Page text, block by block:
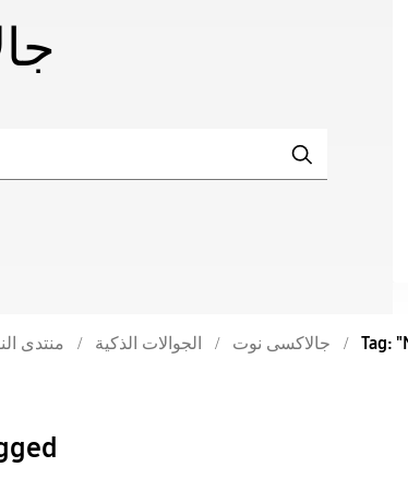
منتدى الجوالات الذكية جالاكسى نوت